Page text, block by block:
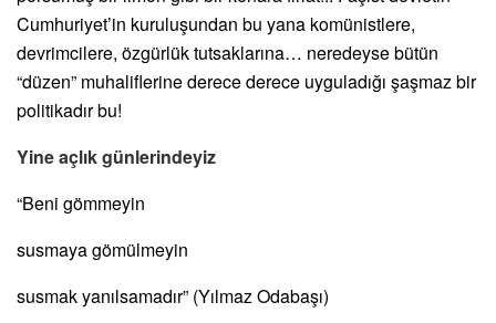
Cumhuriyet’in kuruluşundan bu yana komünistlere,
devrimcilere, özgürlük tutsaklarına… neredeyse bütün
“düzen” muhaliflerine derece derece uyguladığı şaşmaz bir
politikadır bu!
Yine açlık günlerindeyiz
“Beni gömmeyin
susmaya gömülmeyin
susmak yanılsamadır” (Yılmaz Odabaşı)